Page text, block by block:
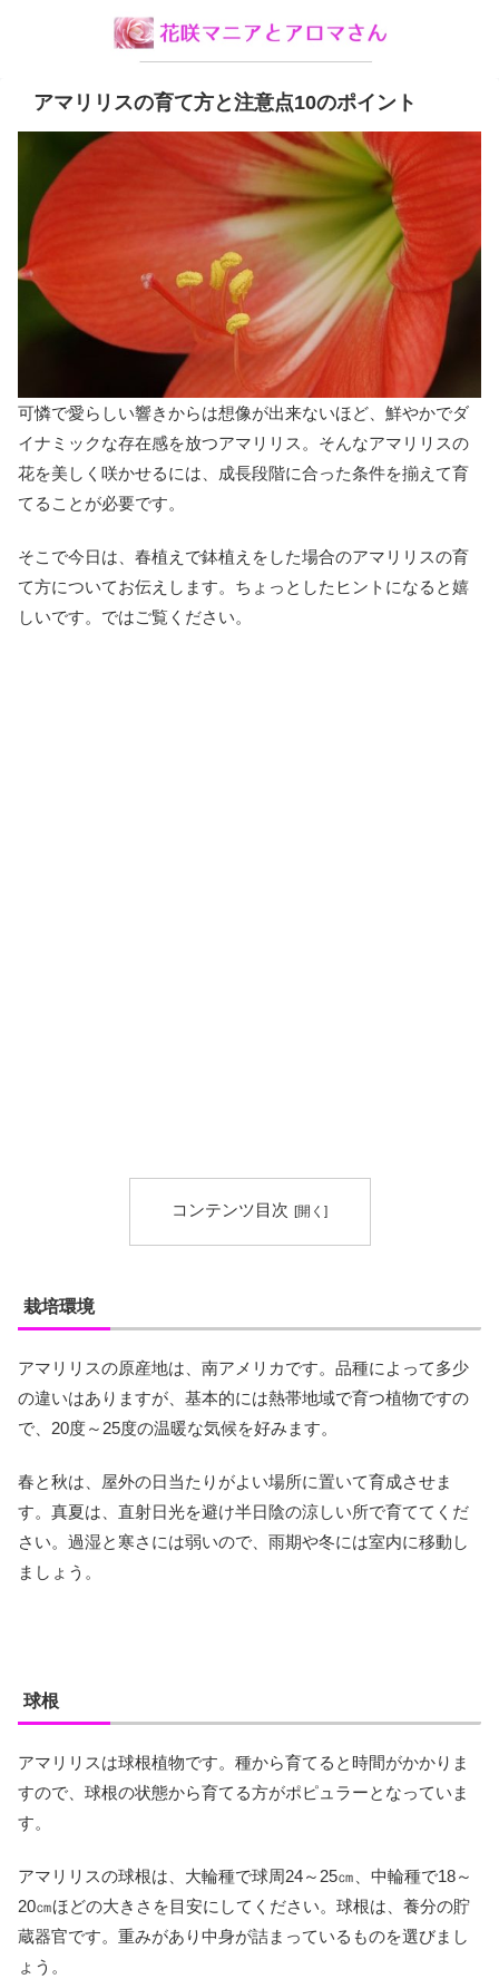
アマリリスの育て方と注意点10のポイント
可憐で愛らしい響きからは想像が出来ないほど、鮮やかでダ
イナミックな存在感を放つアマリリス。そんなアマリリスの
花を美しく咲かせるには、成長段階に合った条件を揃えて育
てることが必要です。
そこで今日は、春植えで鉢植えをした場合のアマリリスの育
て方についてお伝えします。ちょっとしたヒントになると嬉
しいです。ではご覧ください。
コンテンツ目次
栽培環境
アマリリスの原産地は、南アメリカです。品種によって多少
の違いはありますが、基本的には熱帯地域で育つ植物ですの
で、20度～25度の温暖な気候を好みます。
春と秋は、屋外の日当たりがよい場所に置いて育成させま
す。真夏は、直射日光を避け半日陰の涼しい所で育ててくだ
さい。過湿と寒さには弱いので、雨期や冬には室内に移動し
ましょう。
球根
アマリリスは球根植物です。種から育てると時間がかかりま
すので、球根の状態から育てる方がポピュラーとなっていま
す。
アマリリスの球根は、大輪種で球周24～25㎝、中輪種で18～
20㎝ほどの大きさを目安にしてください。球根は、養分の貯
蔵器官です。重みがあり中身が詰まっているものを選びまし
ょう。